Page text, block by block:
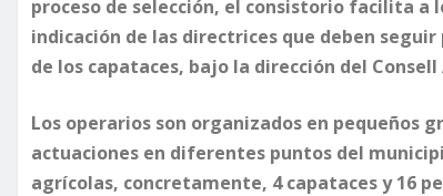
proceso de selección, el consistorio facilita
indicación de las directrices que deben
de los capataces, bajo la dirección del
Los operarios son organizados en pequeños
actuaciones en diferentes puntos del
agrícolas, concretamente, 4 capataces y 16